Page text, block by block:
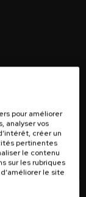
exclusives sur
dans
pour améliorer
analyser vos
créer un
pertinentes
le contenu
sur les rubriques
le site